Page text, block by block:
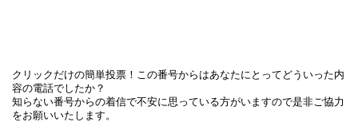
クリックだけの簡単投票！この番号からはあなたにとってどういった内
容の電話でしたか？
知らない番号からの着信で不安に思っている方がいますので是非ご協力
をお願いいたします。